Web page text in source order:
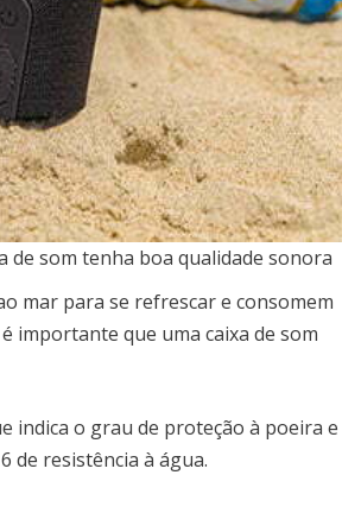
de som tenha boa qualidade sonora
mar para se refrescar e consomem
importante que uma caixa de som
indica o grau de proteção à poeira
de resistência à água.